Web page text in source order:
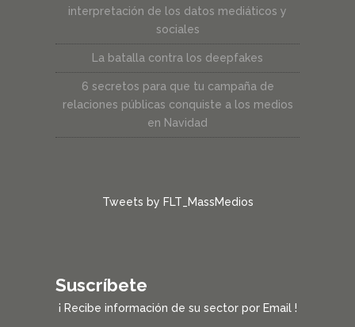
interpretación de los datos mediáticos y
sociales
La batalla contra los deepfakes
6 secretos para que tu campaña de
relaciones públicas conquiste a los medios
en Navidad
Tweets by FLT_MassMedios
Suscríbete
¡ Recibe información de su sector por Email !